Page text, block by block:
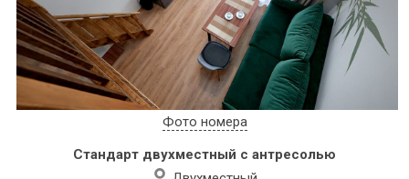
Фото номера
Стандарт двухместный с антресолью